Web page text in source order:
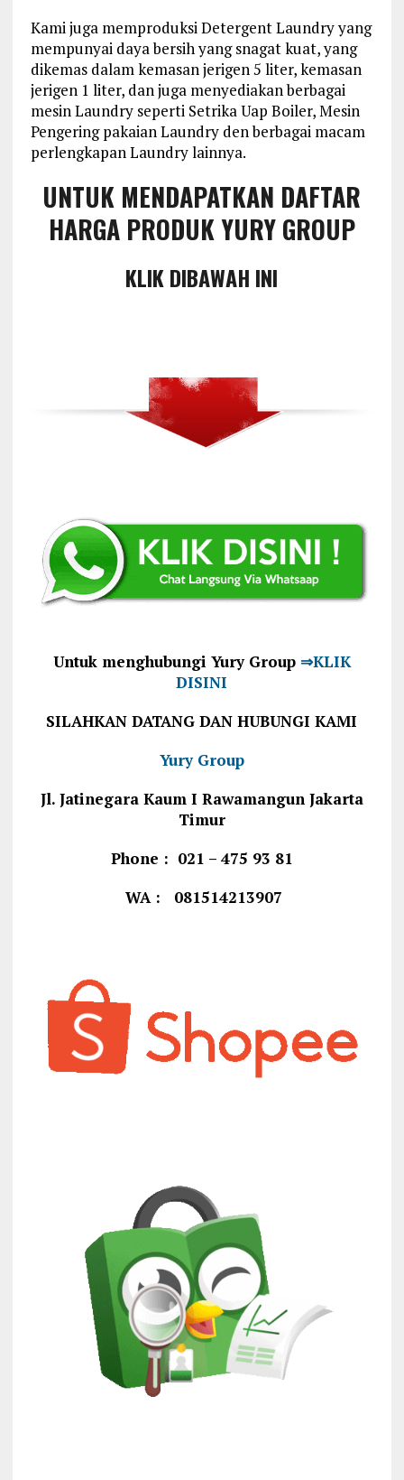
Kami juga memproduksi Detergent Laundry yang
mempunyai daya bersih yang snagat kuat, yang
dikemas dalam kemasan jerigen 5 liter, kemasan
jerigen 1 liter, dan juga menyediakan berbagai
mesin Laundry seperti Setrika Uap Boiler, Mesin
Pengering pakaian Laundry den berbagai macam
perlengkapan Laundry lainnya.
UNTUK MENDAPATKAN DAFTAR
HARGA PRODUK YURY GROUP
KLIK DIBAWAH INI
Untuk menghubungi Yury Group⇒KLIK
DISINI
SILAHKAN DATANG DAN HUBUNGI KAMI
Yury Group
Jl. Jatinegara Kaum I Rawamangun Jakarta
Timur
Phone : 021 – 475 93 81
WA : 081514213907